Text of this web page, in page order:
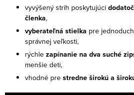
vyvýšený strih poskytujúci
členka,
vyberateľná stielka pre
správnej veľkosti,
rýchle zapínanie na dva suché
menšie deti,
vhodné pre stredne širokú a